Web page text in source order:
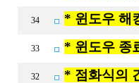
34 * 윈도우 해
33 * 윈도우 종
32 * 점화식의